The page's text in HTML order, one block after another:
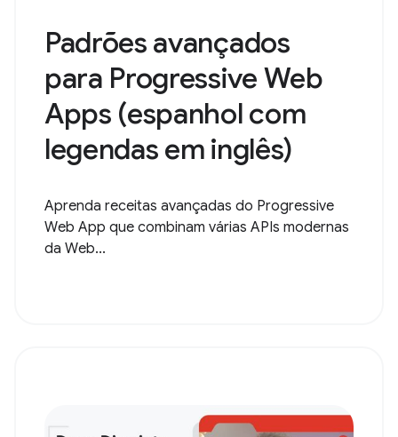
Padrões avançados
para Progressive Web
Apps (espanhol com
legendas em inglês)
Aprenda receitas avançadas do Progressive
Web App que combinam várias APIs modernas
da Web...